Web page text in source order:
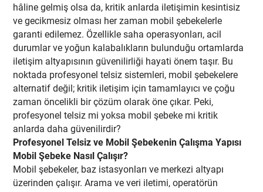
hâline gelmiş olsa da, kritik anlarda iletişimin kesintisiz
ve gecikmesiz olması her zaman mobil şebekelerle
garanti edilemez. Özellikle saha operasyonları, acil
durumlar ve yoğun kalabalıkların bulunduğu ortamlarda
iletişim altyapısının güvenilirliği hayati önem taşır. Bu
noktada profesyonel telsiz sistemleri, mobil şebekelere
alternatif değil; kritik iletişim için tamamlayıcı ve çoğu
zaman öncelikli bir çözüm olarak öne çıkar. Peki,
profesyonel telsiz mi yoksa mobil şebeke mi kritik
anlarda daha güvenilirdir?
Profesyonel Telsiz ve Mobil Şebekenin Çalışma Yapısı
Mobil Şebeke Nasıl Çalışır?
Mobil şebekeler, baz istasyonları ve merkezi altyapı
üzerinden çalışır. Arama ve veri iletimi, operatörün